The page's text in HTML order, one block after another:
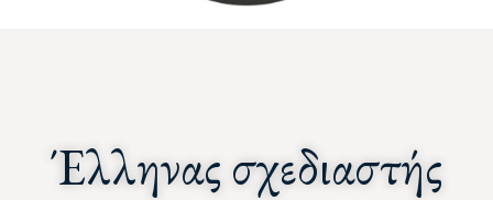
Έλληνας σχεδιαστής